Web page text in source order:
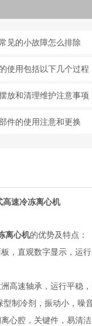
见的小故障怎么排除
使用包括以下几个过程
放和清理维护注意事项
件的使用注意和更换
高速冷冻离心机
离心机的优势及特点：
，直观数字显示，运
高速轴承，运行平稳
型制冷剂，振动小，噪
心腔，关键件，易清